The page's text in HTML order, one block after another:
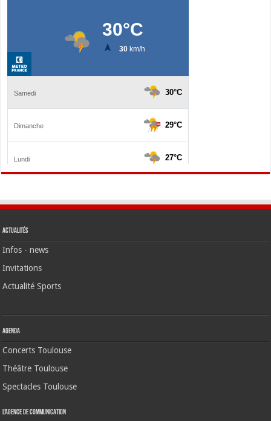
Actualités
Infos - news
Invitations
Actualité Sports
Agenda
Concerts Toulouse
Théâtre Toulouse
Spectacles Toulouse
L’agence de communication